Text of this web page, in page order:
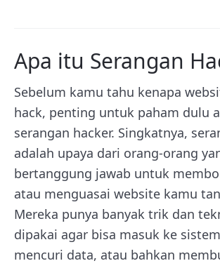
Apa itu Serangan
Sebelum kamu tahu kenapa
hack, penting untuk paham dulu
serangan hacker. Singkatnya,
adalah upaya dari orang-orang
bertanggung jawab untuk
atau menguasai website kamu
Mereka punya banyak trik dan
dipakai agar bisa masuk ke
mencuri data, atau bahkan